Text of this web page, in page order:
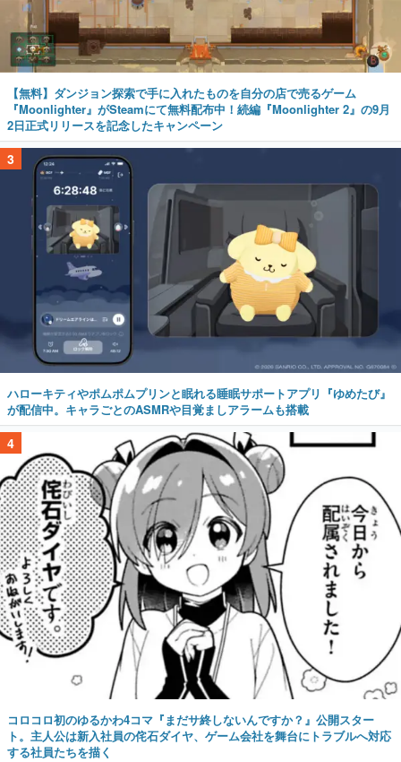
【無料】ダンジョン探索で手に入れたものを自分の店で売るゲーム
『Moonlighter』がSteamにて無料配布中！続編『Moonlighter 2』の9月
2日正式リリースを記念したキャンペーン
3
ハローキティやポムポムプリンと眠れる睡眠サポートアプリ『ゆめたび』
が配信中。キャラごとのASMRや目覚ましアラームも搭載
4
コロコロ初のゆるかわ4コマ『まだサ終しないんですか？』公開スター
ト。主人公は新入社員の侘石ダイヤ、ゲーム会社を舞台にトラブルへ対応
する社員たちを描く